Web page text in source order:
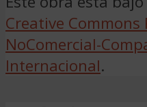
Creative Commons
NoComercial-
Internacional.